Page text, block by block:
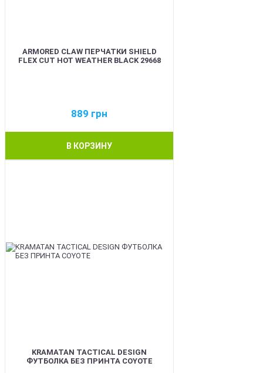
ARMORED CLAW ПЕРЧАТКИ SHIELD
FLEX CUT HOT WEATHER BLACK 29668
889 грн
В КОРЗИНУ
KRAMATAN TACTICAL DESIGN
ФУТБОЛКА БЕЗ ПРИНТА COYOTE